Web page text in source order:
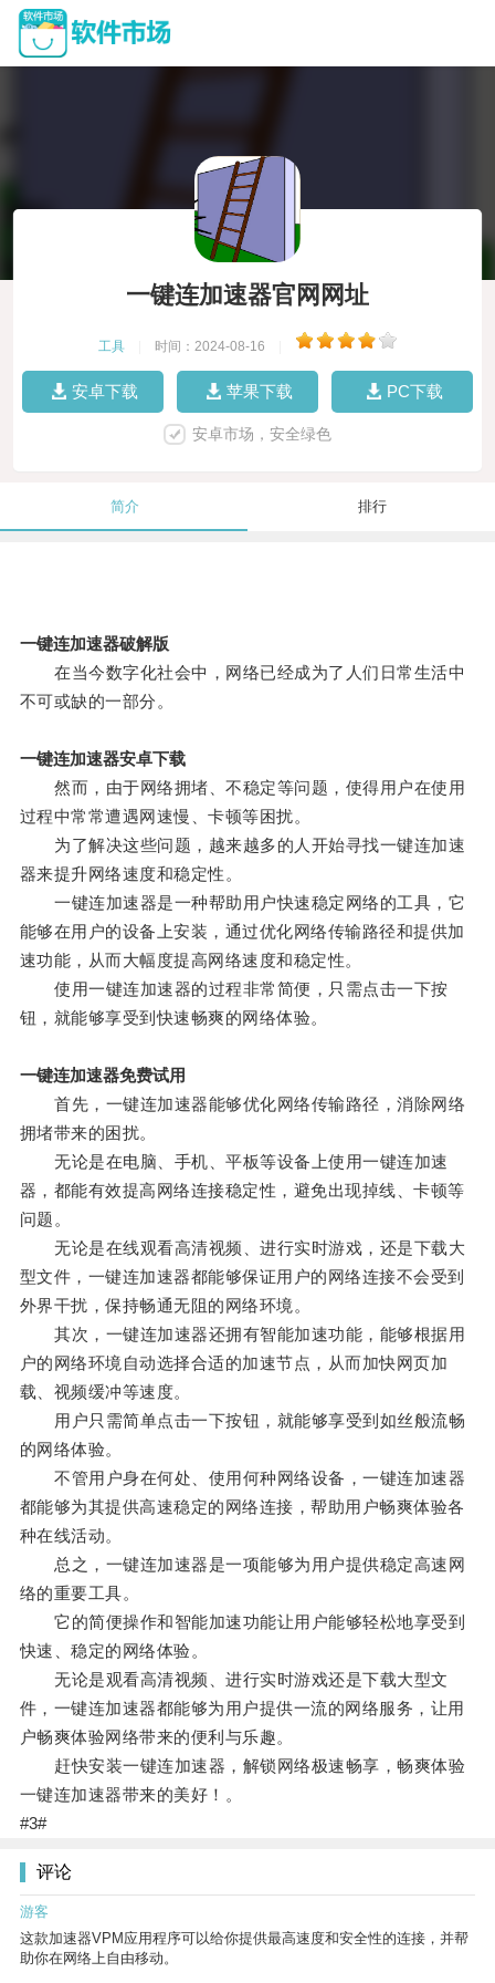
一键连加速器官网网址
工具 时间：2024-08-16
安卓下载 苹果下载 PC下载
安卓市场，安全绿色
简介 排行
一键连加速器破解版
在当今数字化社会中，网络已经成为了人们日常生活中
不可或缺的一部分。
一键连加速器安卓下载
然而，由于网络拥堵、不稳定等问题，使得用户在使用
过程中常常遭遇网速慢、卡顿等困扰。
为了解决这些问题，越来越多的人开始寻找一键连加速
器来提升网络速度和稳定性。
一键连加速器是一种帮助用户快速稳定网络的工具，它
能够在用户的设备上安装，通过优化网络传输路径和提供加
速功能，从而大幅度提高网络速度和稳定性。
使用一键连加速器的过程非常简便，只需点击一下按
钮，就能够享受到快速畅爽的网络体验。
一键连加速器免费试用
首先，一键连加速器能够优化网络传输路径，消除网络
拥堵带来的困扰。
无论是在电脑、手机、平板等设备上使用一键连加速
器，都能有效提高网络连接稳定性，避免出现掉线、卡顿等
问题。
无论是在线观看高清视频、进行实时游戏，还是下载大
型文件，一键连加速器都能够保证用户的网络连接不会受到
外界干扰，保持畅通无阻的网络环境。
其次，一键连加速器还拥有智能加速功能，能够根据用
户的网络环境自动选择合适的加速节点，从而加快网页加
载、视频缓冲等速度。
用户只需简单点击一下按钮，就能够享受到如丝般流畅
的网络体验。
不管用户身在何处、使用何种网络设备，一键连加速器
都能够为其提供高速稳定的网络连接，帮助用户畅爽体验各
种在线活动。
总之，一键连加速器是一项能够为用户提供稳定高速网
络的重要工具。
它的简便操作和智能加速功能让用户能够轻松地享受到
快速、稳定的网络体验。
无论是观看高清视频、进行实时游戏还是下载大型文
件，一键连加速器都能够为用户提供一流的网络服务，让用
户畅爽体验网络带来的便利与乐趣。
赶快安装一键连加速器，解锁网络极速畅享，畅爽体验
一键连加速器带来的美好！。
#3#
评论
游客
这款加速器VPM应用程序可以给你提供最高速度和安全性的连接，并帮
助你在网络上自由移动。